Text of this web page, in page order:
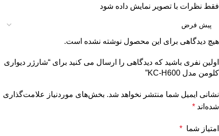
فقط نظرات با تصویر نمایش داده شود
هیچ دیدگاهی برای این محصول نوشته نشده است.
اولین نفری باشید که دیدگاهی را ارسال می کنید برای “شارژر دیواری
کلومن مدل KC-H600”
نشانی ایمیل شما منتشر نخواهد شد. بخش‌های موردنیاز علامت‌گذاری
شده‌اند *
امتیاز شما *